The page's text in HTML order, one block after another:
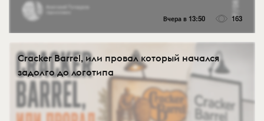
Вчера в 13:50 163
Cracker Barrel, или провал который начался
задолго до логотипа